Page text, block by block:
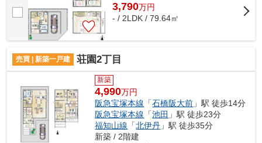
3,790万円
- / 2LDK / 79.64㎡
売買 | 新築一戸建 荘園2丁目
新築
4,990万円
阪急宝塚本線 「石橋阪大前 」駅 徒歩14分
阪急宝塚本線 「池田 」駅 徒歩23分
福知山線 「北伊丹 」駅 徒歩35分
新築 / 2階建